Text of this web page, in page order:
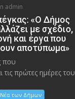
admin
«Ο Δήμος
με σχέδιο,
και έργα που
αποτύπωμα»
που
πρώτες ημέρες του
Νέα των Δήμων